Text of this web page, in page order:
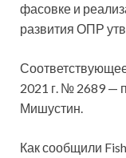
фасовке и
развития ОПР
2021 г. № 2689 —
Мишустин.
Как сообщили